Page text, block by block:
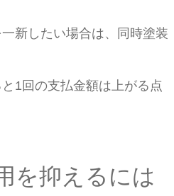
新したい場合は、同時塗装
1回の支払金額は上がる点
を抑えるには